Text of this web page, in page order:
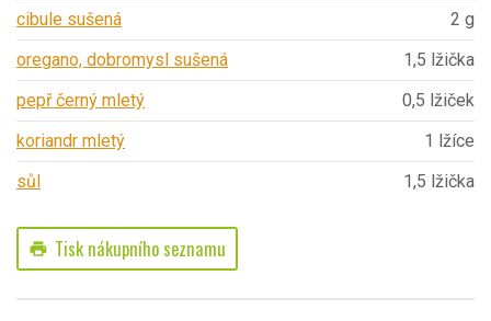
cibule sušená
2 g
oregano, dobromysl sušená
1,5 lžička
pepř černý mletý
0,5 lžiček
koriandr mletý
1 lžíce
sůl
1,5 lžička
print Tisk nákupního seznamu